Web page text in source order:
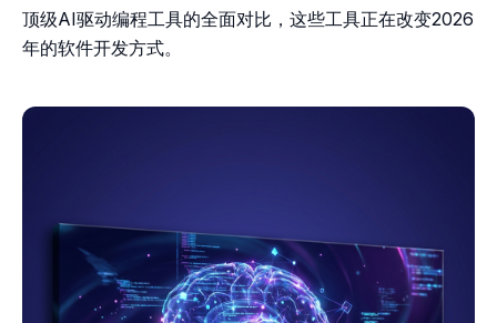
顶级AI驱动编程工具的全面对比，这些工具正在改变2026
年的软件开发方式。